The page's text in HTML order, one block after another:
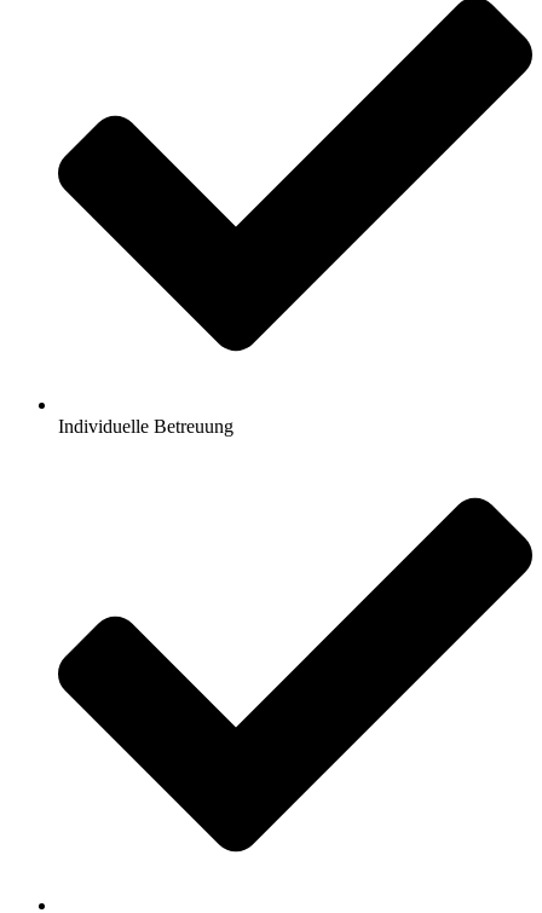
Individuelle Betreuung